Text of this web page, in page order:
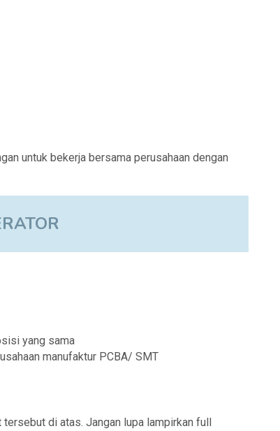
untuk bekerja bersama perusahaan dengan
yang sama
manufaktur PCBA/ SMT
di atas. Jangan lupa lampirkan full